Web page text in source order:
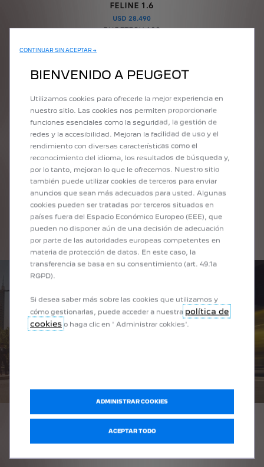
FELINE 1.6
USD 28.490
PURETECH 100
Pack Visio180
Alerta de descanso
Lectura de señales
Cambio automático de luces
USD 28.490
*Precio vigente a partir de 03/Oct/2022 sujeto a cambios sin previo aviso
ES HORA DE VOLVERSE ELÉCTRICO
CONTINUAR SIN ACEPTAR →
BIENVENIDO A PEUGEOT
Utilizamos cookies para ofrecerle la mejor experiencia en
nuestro sitio. Las cookies nos permiten proporcionarle
funciones esenciales como la seguridad, la gestión de
redes y la accesibilidad. Mejoran la facilidad de uso y el
rendimiento con diversas características como el
reconocimiento del idioma, los resultados de búsqueda y,
por lo tanto, mejoran lo que le ofrecemos. Nuestro sitio
también puede utilizar cookies de terceros para enviar
anuncios que sean más adecuados para usted. Algunas
cookies pueden ser tratadas por terceros situados en
países fuera del Espacio Económico Europeo (EEE), que
pueden no disponer aún de una decisión de adecuación
por parte de las autoridades europeas competentes en
materia de protección de datos. En este caso, la
transferencia se basa en su consentimiento (art. 49.1a
RGPD).
Si desea saber más sobre las cookies que utilizamos y
cómo gestionarlas, puede acceder a nuestra política de
cookies o haga clic en ' Administrar cokkies'.
ADMINISTRAR COOKIES
ACEPTAR TODO